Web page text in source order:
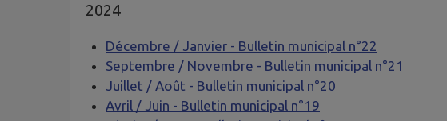
2024
Décembre / Janvier - Bulletin municipal n°22
Septembre / Novembre - Bulletin municipal n°21
Juillet / Août - Bulletin municipal n°20
Avril / Juin - Bulletin municipal n°19